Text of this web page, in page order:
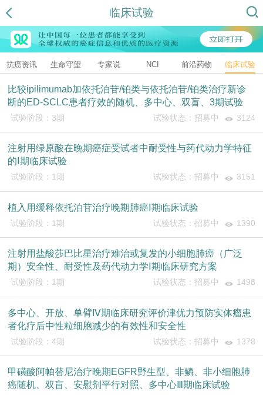
临床试验
抗癌资讯 生命守望 专家说 NCI 前沿药物 临床试验
比较ipilimumab加依托泊苷/铂类与依托泊苷/铂类治疗新诊
断的ED-SCLC患者疗效的随机、多中心、双盲、3期试验
试验阶段：3期 3124
试验状态：招募中
注射用绿原酸在晚期癌症受试者中耐受性与药代动力学特征
的Ⅰ期临床试验
试验阶段：1期 3151
试验状态：招募中
植入用缓释依托泊苷治疗晚期肺癌Ⅰ期临床试验
试验阶段：1期 1390
试验状态：招募中
注射用盐酸莎巴比星治疗难治或复发的小细胞肺癌（广泛
期）安全性、耐受性及药代动力学Ⅰ期临床研究方案
试验阶段：1期 1498
试验状态：招募中
多中心、开放、单臂Ⅳ期临床研究评价津优力预防实体瘤患
者化疗后中性粒细胞减少的有效性和安全性
试验阶段：4期 1378
试验状态：招募中
甲磺酸阿帕替尼治疗晚期EGFR野生型、非鳞、非小细胞肺
癌随机、双盲、安慰剂平行对照、多中心Ⅲ期临床试验